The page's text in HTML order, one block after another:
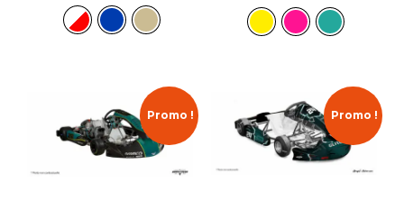
Promo ! Promo !